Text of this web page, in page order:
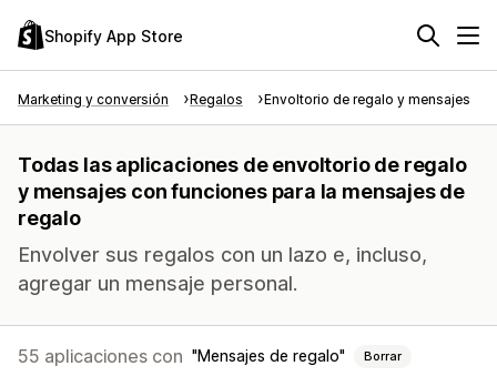
Shopify App Store
Marketing y conversión Regalos Envoltorio de regalo y mensajes
Todas las aplicaciones de envoltorio de regalo
y mensajes con funciones para la mensajes de
regalo
Envolver sus regalos con un lazo e, incluso,
agregar un mensaje personal.
55 aplicaciones con Mensajes de regalo Borrar